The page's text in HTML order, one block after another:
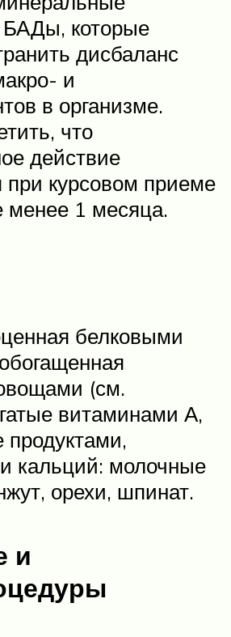
которые
дисбаланс
и
в организме.
что
действие
при курсовом приеме
менее 1 месяца.
белковыми
(см.
витаминами А,
продуктами,
кальций: молочные
орехи, шпинат.
и